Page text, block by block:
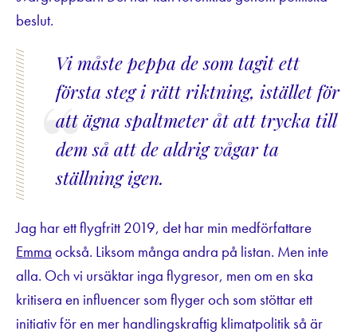
beslut.
Vi måste peppa de som tagit ett
första steg i rätt riktning, istället för
att ägna spaltmeter åt att trycka till
dem så att de aldrig vågar ta
ställning igen.
Jag har ett flygfritt 2019, det har min medförfattare
Emma också. Liksom många andra på listan. Men inte
alla. Och vi ursäktar inga flygresor, men om en ska
kritisera en influencer som flyger och som stöttar ett
initiativ för en mer handlingskraftig klimatpolitik så är